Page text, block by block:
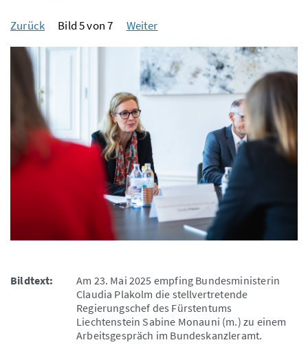
Zurück Bild 5 von 7 Weiter
Bildtext:
Am 23. Mai 2025 empfing Bundesministerin
Claudia Plakolm die stellvertretende
Regierungschef des Fürstentums
Liechtenstein Sabine Monauni (m.) zu einem
Arbeitsgespräch im Bundeskanzleramt.